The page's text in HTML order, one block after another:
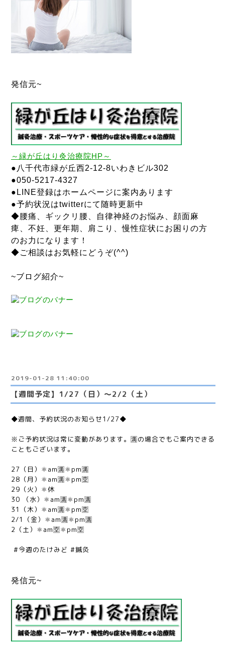
発信元~
～ 緑が丘はり灸治療院HP～
●八千代市緑が丘西2-12-8いわきビル302
●050-5217-4327
●LINE登録はホームページに案内あります
●予約状況はtwitterにて随時更新中
◆腰痛、ギックリ腰、自律神経のお悩み、顔面麻
痺、不妊、更年期、肩こり、慢性症状にお困りの方
のお力になります！
◆ご相談はお気軽にどうぞ(^^)
~ブログ紹介~
2019-01-28 11:40:00
【週間予定】1/27（日）〜2/2（土）
◆週間、予約状況のお知らせ1/27◆
※ご予約状況は常に変動があります。🈵の場合でもご案内できる
こともございます。
27（日）⚛am🈵⚛pm🈵
28（月）⚛am🈵⚛pm🈳
29（火）⚛休
30 （水）⚛am🈵⚛pm🈵
31（木）⚛am🈵⚛pm🈳
2/1（金）⚛am🈵⚛pm🈵
2（土）⚛am🈳⚛pm🈳
#今週のたけみど #鍼灸
発信元~